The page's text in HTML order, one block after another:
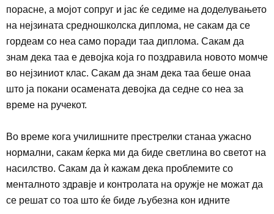
порасне, а мојот сопруг и јас ќе седиме на доделувањето
на нејзината средношколска диплома, не сакам да се
гордеам со неа само поради таа диплома. Сакам да
знам дека таа е девојка која го поздравила новото момче
во нејзиниот клас. Сакам да знам дека таа беше онаа
што ја покани осамената девојка да седне со неа за
време на ручекот.
Во време кога училишните престрелки станаа ужасно
нормални, сакам ќерка ми да биде светлина во светот на
насилство. Сакам да ѝ кажам дека проблемите со
менталното здравје и контролата на оружје не можат да
се решат со тоа што ќе биде љубезна кон идните